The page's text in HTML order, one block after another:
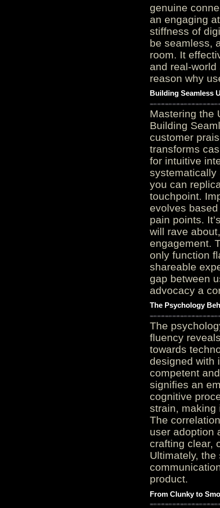
genuine
an engaging
stiffness of
be seamless,
room. It
and real-
reason why
Building Seamless
Mastering the
Building
customer
transforms
for intuitive
systematically
you can
touchpoint.
evolves
pain points.
will rave
engagement.
only function
shareable
gap between
advocacy a
The Psychology
The
fluency
towards
designed with
competent
signifies an
cognitive
strain, making
The
user adoption
crafting clear,
Ultimately,
product.
From Clunky to